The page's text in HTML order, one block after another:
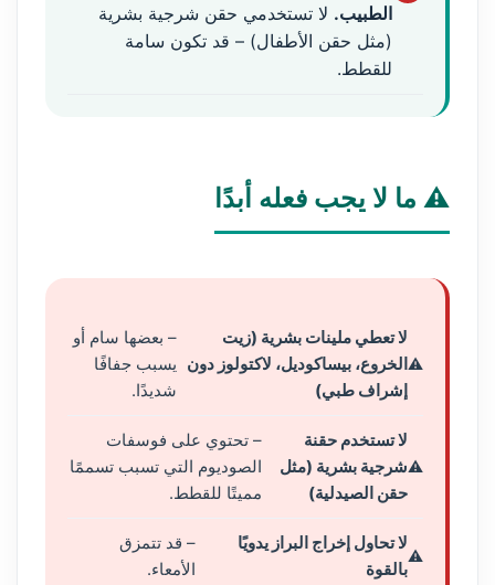
الطبيب. لا تستخدمي حقن شرجية بشرية
(مثل حقن الأطفال) – قد تكون سامة
للقطط.
⚠️ ما لا يجب فعله أبدًا
لا تعطي ملينات بشرية (زيت
الخروع، بيساكوديل، لاكتولوز دون
إشراف طبي)
– بعضها سام أو
يسبب جفافًا
شديدًا.
لا تستخدم حقنة
شرجية بشرية (مثل
حقن الصيدلية)
– تحتوي على فوسفات
الصوديوم التي تسبب تسممًا
مميتًا للقطط.
لا تحاول إخراج البراز يدويًا
بالقوة
– قد تتمزق
الأمعاء.